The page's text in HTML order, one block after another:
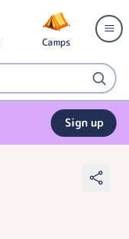
Camps
Sign up